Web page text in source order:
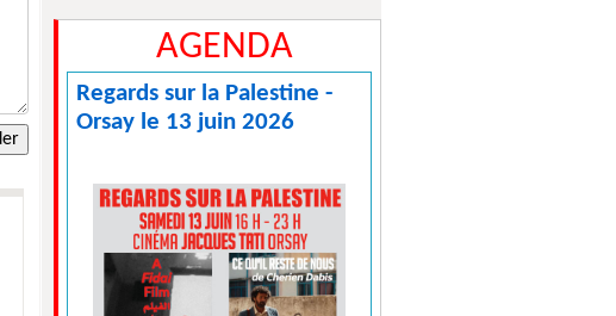
AGENDA
Regards sur la Palestine -
Orsay le 13 juin 2026